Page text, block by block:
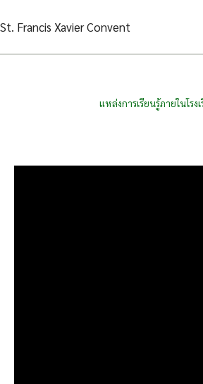
to
St. Francis Xavier Convent
แหล่งการเรียนรู้ภายในโรง